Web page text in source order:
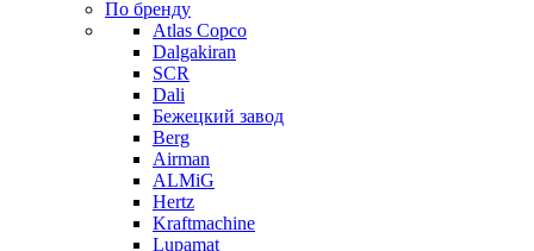
По бренду
Atlas Copco
Dalgakiran
SCR
Dali
Бежецкий завод
Berg
Airman
ALMiG
Hertz
Kraftmachine
Lupamat